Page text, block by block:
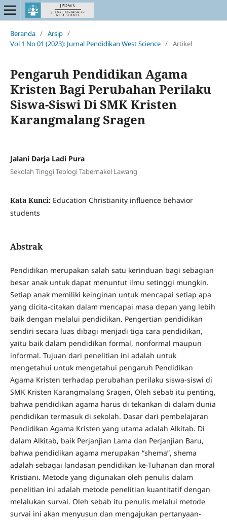
Beranda / Arsip /
Vol 1 No 01 (2023): Jurnal Pendidikan West Science / Artikel
Pengaruh Pendidikan Agama
Kristen Bagi Perubahan Perilaku
Siswa-Siswi Di SMK Kristen
Karangmalang Sragen
Jalani Darja Ladi Pura
Sekolah Tinggi Teologi Tabernakel Lawang
Kata Kunci: Education Christianity influence behavior
students
Abstrak
Pendidikan merupakan salah satu kerinduan bagi sebagian
besar anak untuk dapat menuntut ilmu setinggi mungkin.
Setiap anak memiliki keinginan untuk mencapai setiap apa
yang dicita-citakan dalam mencapai masa depan yang lebih
baik dengan melalui pendidikan. Pengertian pendidikan
sendiri secara luas dibagi menjadi tiga cara pendidikan,
yaitu baik dalam pendidikan formal, nonformal maupun
informal. Tujuan dari penelitian ini adalah untuk
mengetahui untuk mengetahui pengaruh Pendidikan
Agama Kristen terhadap perubahan perilaku siswa-siswi di
SMK Kristen Karangmalang Sragen, Oleh sebab itu penting,
bahwa pendidikan agama harus di tekankan di dalam dunia
pendidikan termasuk di sekolah. Dasar dari pembelajaran
Pendidikan Agama Kristen yang utama adalah Alkitab. Di
dalam Alkitab, baik Perjanjian Lama dan Perjanjian Baru,
bahwa pendidikan agama merupakan “shema”, shema
adalah sebagai landasan pendidikan ke-Tuhanan dan moral
Kristiani. Metode yang digunakan oleh penulis dalam
penelitian ini adalah metode penelitian kuantitatif dengan
melalukan survai. Oleh sebab itu penulis melalui metode
survai ini akan menyusun dan mengajukan pertanyaan-